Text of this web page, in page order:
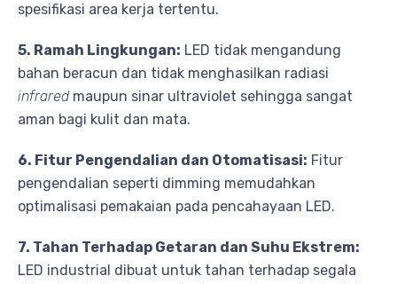
spesifikasi area kerja tertentu.
5. Ramah Lingkungan: LED tidak mengandung
bahan beracun dan tidak menghasilkan radiasi
infraredmaupun sinar ultraviolet sehingga sangat
aman bagi kulit dan mata.
6. Fitur Pengendalian dan Otomatisasi: Fitur
pengendalian seperti dimming memudahkan
optimalisasi pemakaian pada pencahayaan LED.
7. Tahan Terhadap Getaran dan Suhu Ekstrem:
LED industrial dibuat untuk tahan terhadap segala